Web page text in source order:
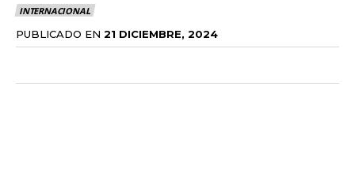
INTERNACIONAL
PUBLICADO EN 21 DICIEMBRE, 2024